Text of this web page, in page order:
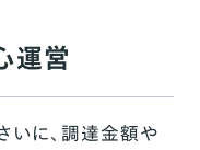
運営
いに、調達金額や